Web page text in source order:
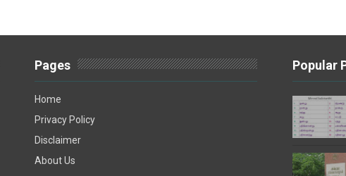
Pages
Home
Privacy Policy
Disclaimer
About Us
Popular